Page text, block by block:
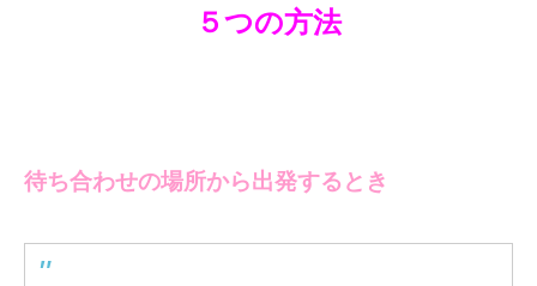
５つの方法
待ち合わせの場所から出発するとき